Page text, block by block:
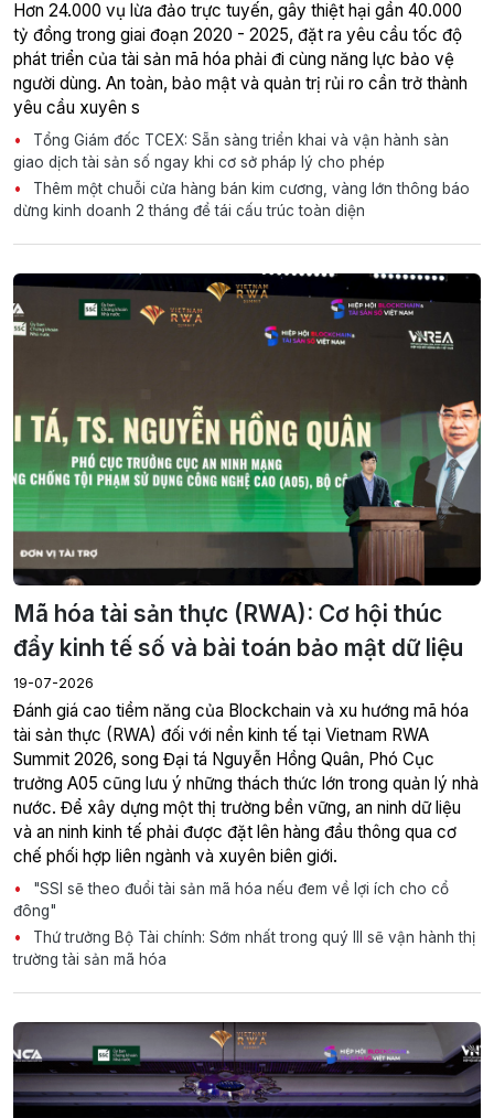
tỷ đồng trong giai đoạn 2020 - 2025, đặt ra yêu cầu tốc độ
phát triển của tài sản mã hóa phải đi cùng năng lực bảo vệ
người dùng. An toàn, bảo mật và quản trị rủi ro cần trở thành
yêu cầu xuyên s
Tổng Giám đốc TCEX: Sẵn sàng triển khai và vận hành sàn
giao dịch tài sản số ngay khi cơ sở pháp lý cho phép
Thêm một chuỗi cửa hàng bán kim cương, vàng lớn thông báo
dừng kinh doanh 2 tháng để tái cấu trúc toàn diện
Mã hóa tài sản thực (RWA): Cơ hội thúc
đẩy kinh tế số và bài toán bảo mật dữ liệu
19-07-2026
Đánh giá cao tiềm năng của Blockchain và xu hướng mã hóa
tài sản thực (RWA) đối với nền kinh tế tại Vietnam RWA
Summit 2026, song Đại tá Nguyễn Hồng Quân, Phó Cục
trưởng A05 cũng lưu ý những thách thức lớn trong quản lý nhà
nước. Để xây dựng một thị trường bền vững, an ninh dữ liệu
và an ninh kinh tế phải được đặt lên hàng đầu thông qua cơ
chế phối hợp liên ngành và xuyên biên giới.
"SSI sẽ theo đuổi tài sản mã hóa nếu đem về lợi ích cho cổ
đông"
Thứ trưởng Bộ Tài chính: Sớm nhất trong quý III sẽ vận hành thị
trường tài sản mã hóa